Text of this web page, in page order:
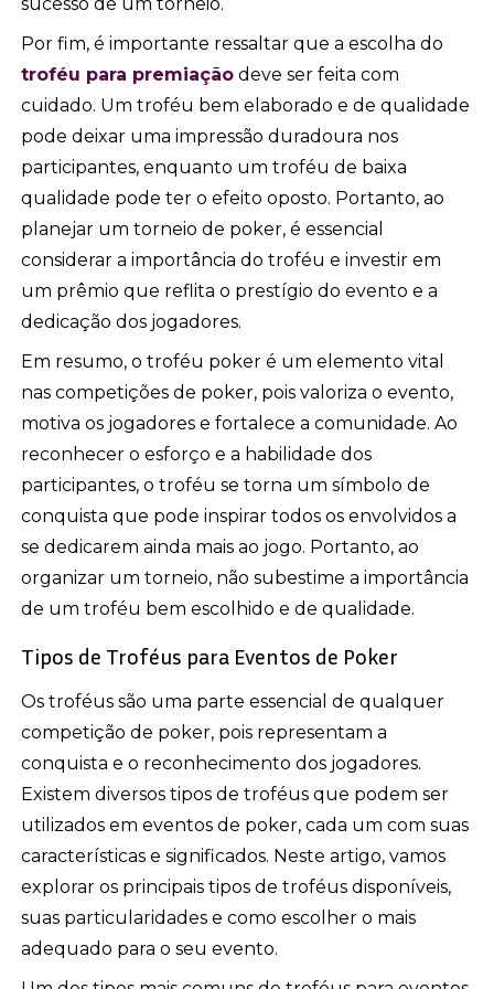
Por fim, é importante ressaltar que a escolha do
troféu para premiação deve ser feita com
cuidado. Um troféu bem elaborado e de qualidade
pode deixar uma impressão duradoura nos
participantes, enquanto um troféu de baixa
qualidade pode ter o efeito oposto. Portanto, ao
planejar um torneio de poker, é essencial
considerar a importância do troféu e investir em
um prêmio que reflita o prestígio do evento e a
dedicação dos jogadores.
Em resumo, o troféu poker é um elemento vital
nas competições de poker, pois valoriza o evento,
motiva os jogadores e fortalece a comunidade. Ao
reconhecer o esforço e a habilidade dos
participantes, o troféu se torna um símbolo de
conquista que pode inspirar todos os envolvidos a
se dedicarem ainda mais ao jogo. Portanto, ao
organizar um torneio, não subestime a importância
de um troféu bem escolhido e de qualidade.
Tipos de Troféus para Eventos de Poker
Os troféus são uma parte essencial de qualquer
competição de poker, pois representam a
conquista e o reconhecimento dos jogadores.
Existem diversos tipos de troféus que podem ser
utilizados em eventos de poker, cada um com suas
características e significados. Neste artigo, vamos
explorar os principais tipos de troféus disponíveis,
suas particularidades e como escolher o mais
adequado para o seu evento.